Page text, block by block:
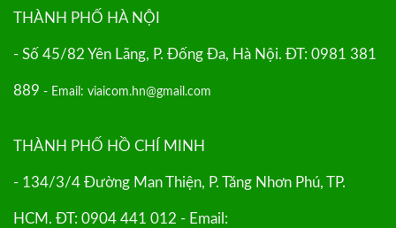
THÀNH PHỐ HÀ NỘI
- Số 45/82 Yên Lãng, P. Đống Đa, Hà Nội. ĐT: 0981 381
889 - Email: viaicom.hn@gmail.com
THÀNH PHỐ HỒ CHÍ MINH
- 134/3/4 Đường Man Thiện, P. Tăng Nhơn Phú, TP.
HCM. ĐT: 0904 441 012 - Email: